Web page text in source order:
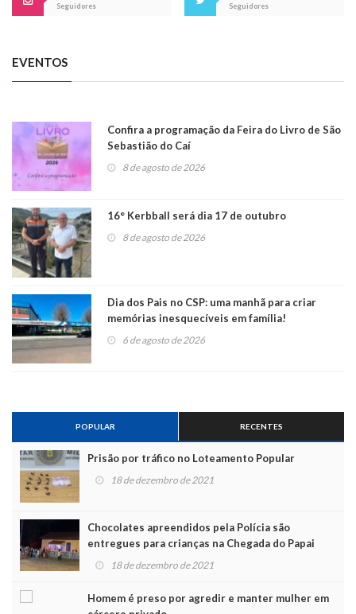
Seguidores
Seguidores
EVENTOS
Confira a programação da Feira do Livro de São
Sebastião do Caí
8 de agosto de 2026
16° Kerbball será dia 17 de outubro
8 de agosto de 2026
Dia dos Pais no CSP: uma manhã para criar
memórias inesquecíveis em família!
6 de agosto de 2026
POPULAR RECENTES
Prisão por tráfico no Loteamento Popular
18 de dezembro de 2021
Chocolates apreendidos pela Polícia são
entregues para crianças na Chegada do Papai
Noel
18 de dezembro de 2021
Homem é preso por agredir e manter mulher em